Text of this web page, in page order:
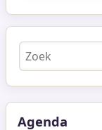
Zoeken
Agenda